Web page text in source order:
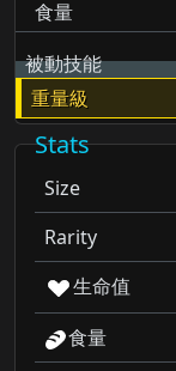
食量
被動技能
重量級
Stats
Size
Rarity
生命值
食量